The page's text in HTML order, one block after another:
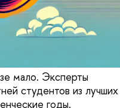
мало. Эксперты
студентов из лучших
годы.